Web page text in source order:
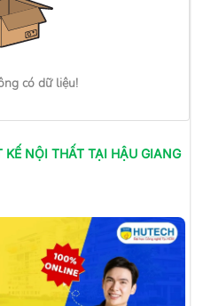
có dữ liệu!
KẾ NỘI THẤT TẠI HẬU GIANG